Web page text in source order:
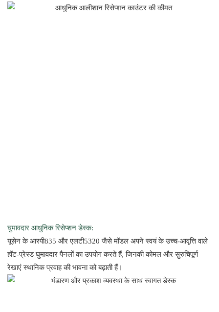
घुमावदार आधुनिक रिसेप्शन डेस्क:
यूसेन के आरपी835 और एलटी5320 जैसे मॉडल अपने स्वयं के उच्च-आवृत्ति वाले
हॉट-प्रेस्ड घुमावदार पैनलों का उपयोग करते हैं, जिनकी कोमल और सुरुचिपूर्ण
रेखाएं स्थानिक प्रवाह की भावना को बढ़ाती हैं।